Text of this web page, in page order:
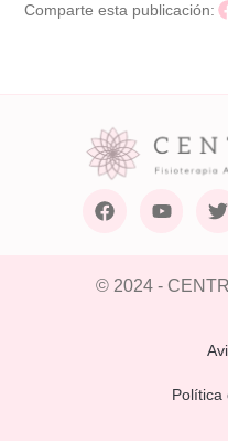
Comparte esta publicación:
© 2024 -
Política